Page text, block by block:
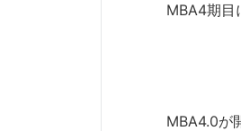
MBA4期目
MBA4.0が